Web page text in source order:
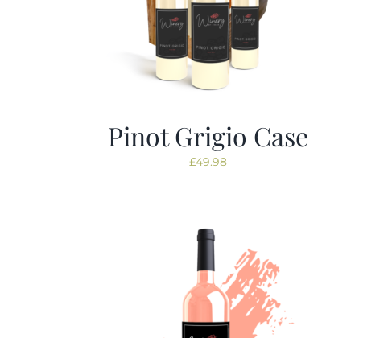
Pinot Grigio Case
£49.98